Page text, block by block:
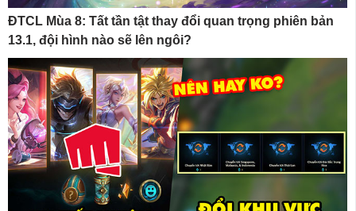
ĐTCL Mùa 8: Tất tần tật thay đổi quan trọng phiên bản
13.1, đội hình nào sẽ lên ngôi?